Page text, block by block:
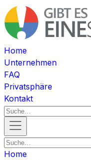
Home
Unternehmen
FAQ
Privatsphäre
Kontakt
Home